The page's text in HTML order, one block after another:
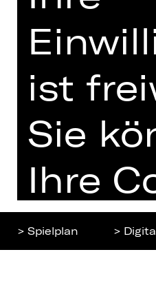
Spielplan
Künstler*innen
Newsletter
Kartenkauf
Abos 26/27
Presse
Kontakt
> Spielplan >
ist
Sie
Ihre